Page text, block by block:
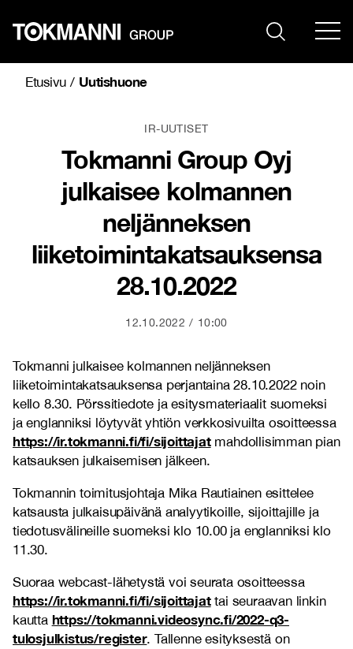
sisältöön
Etusivu/ Uutishuone
IR-UUTISET
Tokmanni Group Oyj
julkaisee kolmannen
neljänneksen
liiketoimintakatsauksensa
28.10.2022
12.10.2022 10:00
Tokmanni julkaisee kolmannen neljänneksen
liiketoimintakatsauksensa perjantaina 28.10.2022 noin
kello 8.30. Pörssitiedote ja esitysmateriaalit suomeksi
ja englanniksi löytyvät yhtiön verkkosivuilta osoitteessa
https://ir.tokmanni.fi/fi/sijoittajat mahdollisimman pian
katsauksen julkaisemisen jälkeen.
Tokmannin toimitusjohtaja Mika Rautiainen esittelee
katsausta julkaisupäivänä analyytikoille, sijoittajille ja
tiedotusvälineille suomeksi klo 10.00 ja englanniksi klo
11.30.
Suoraa webcast-lähetystä voi seurata osoitteessa
https://ir.tokmanni.fi/fi/sijoittajat tai seuraavan linkin
kautta https://tokmanni.videosync.fi/2022-q3-
tulosjulkistus/register. Tallenne esityksestä on